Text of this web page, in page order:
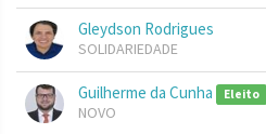
Gleydson Rodrigues
SOLIDARIEDADE
Guilherme da Cunha Eleito
NOVO